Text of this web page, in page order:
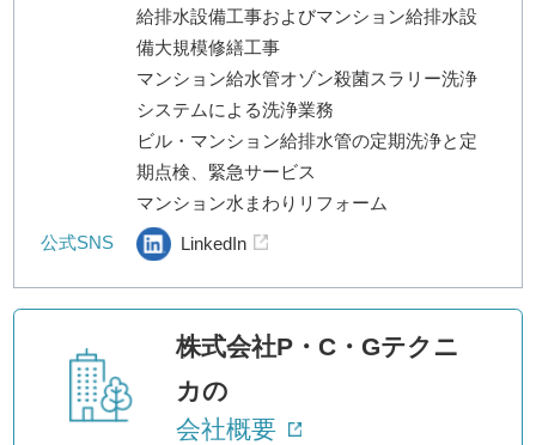
給排水設備工事およびマンション給排水設
備大規模修繕工事
マンション給水管オゾン殺菌スラリー洗浄
システムによる洗浄業務
ビル・マンション給排水管の定期洗浄と定
期点検、緊急サービス
マンション水まわりリフォーム
公式SNS
LinkedIn
株式会社P・C・Gテクニ
カの
会社概要